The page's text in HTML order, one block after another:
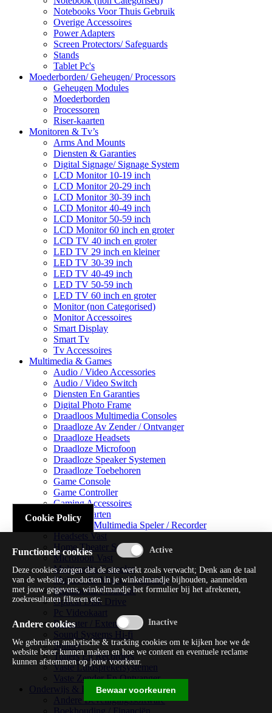
Notebooks Voor Thuis Gebruik
Overige Accessoires
Power Adapters
Screen Protectors/ Safeguards
Stands
Tablet Pc's
Moederborden/ Geheugen/ Processors
Geheugen Modules
Moederborden
Processoren
Riser-kaarten
Monitoren & Tv’s
Arms And Mounts
Diensten & Garanties
Digital Signage/ Signage System
LCD Monitor 10-19 inch
LCD Monitor 20-29 inch
LCD Monitor 30-39 inch
LCD Monitor 40-49 inch
LCD Monitor 50-59 inch
LCD Monitor 60 inch en groter
LCD TV 40 inch en groter
LED TV 29 inch en kleiner
LED TV 30-39 inch
LED TV 40-49 inch
LED TV 50-59 inch
LED TV 60 inch en groter
Monitor (non Categorised)
Monitor Accessoires
Smart Display
Smart Tv
Tv Accessoires
Multimedia & Games
Audio / Video Accessories
Audio / Video Switch
Diensten En Garanties
Digital Photo Frame
Draadloos Multimedia Consoles
Draadloze Av Zender / Ontvanger
Draadloze Headsets
Draadloze Microfoon
Draadloze Speaker Systemen
Draadloze Toebehoren
Game Console
Game Controller
Gaming Accessoires
Geluidskaarten
Handheld Multimedia Speler / Recorder
Headsets Vast
Home Theater Systems
Microfoon Vast
Multimedia Consoles
Multimedia Mixer / Versterker
Multimedia Productie
Optical Disk Drive
Pc Videokaart
Repeater / Extender
Sound Systems Hi-fi
Splitter
Tuners En Recorders
Vaste Luidsprekersystemen
Vaste Zender En Ontvanger
Onderwijs & Recreatie
Andere Beveiligingssoftware
Cookie Policy
Functionele cookies
Deze cookies zorgen dat de site werkt zoals verwacht; Denk aan de taal
van de website, producten in je winkelmandje bijhouden, aanmelden
met jouw gegevens, winkelmandje het formulier bij het afrekenen,
zoekresultaten filteren etc.
Andere cookies
We gebruiken analytische & tracking cookies om te kijken hoe we de
website beter kunnen maken en hoe we content en eventuele reclame
kunnen afstemmen op jouw voorkeur.
Bewaar voorkeuren